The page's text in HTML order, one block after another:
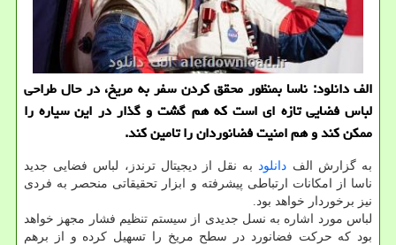
الف دانلود: ناسا بمنظور محقق كردن سفر به مریخ، در حال طراحی
لباس فضایی تازه ای است كه هم گشت و گذار در این سیاره را
ممكن كند و هم امنیت فضانوردان را تامین كند.
به گزارش الف دانلود به نقل از دیجیتال ترندز، لباس فضایی جدید
ناسا از امکانات ارتباطی پیشرفته و ابزار تحقیقاتی منحصر به فردی
نیز برخوردار خواهد بود.
لباس مورد اشاره به نسل جدیدی از سیستم تنظیم فشار مجهز خواهد
بود که حرکت فضانورد در سطح مریخ را تسهیل کرده و از برهم